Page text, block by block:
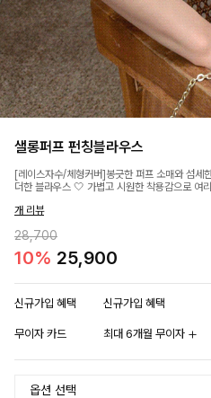
샐롱퍼프 펀칭블라우스
[레이스자수/체형커버]봉긋한 퍼프 소매와 섬세
더한 블라우스 🤍 가볍고 시원한 착용감으로 여
개 리뷰
28,700
10% 25,900
신규가입 혜택 신규가입 혜택
무이자 카드 최대 6개월 무이자